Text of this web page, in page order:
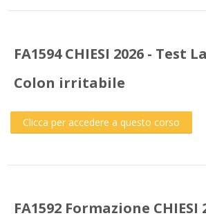
FA1594 CHIESI 2026 - Test
Colon irritabile
Clicca per accedere a questo corso
FA1592 Formazione CHIESI